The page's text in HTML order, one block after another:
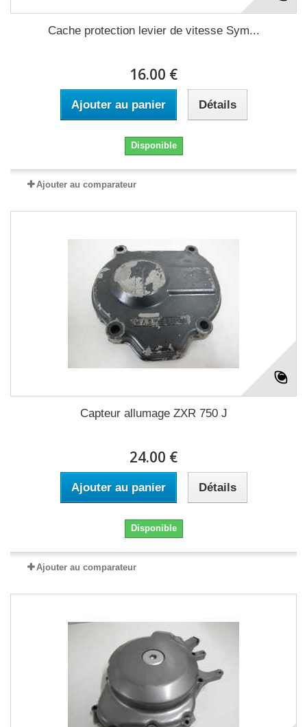
Cache protection levier de vitesse Sym...
16.00 €
Ajouter au panier Détails
Disponible
Ajouter au comparateur
Capteur allumage ZXR 750 J
24.00 €
Ajouter au panier Détails
Disponible
Ajouter au comparateur